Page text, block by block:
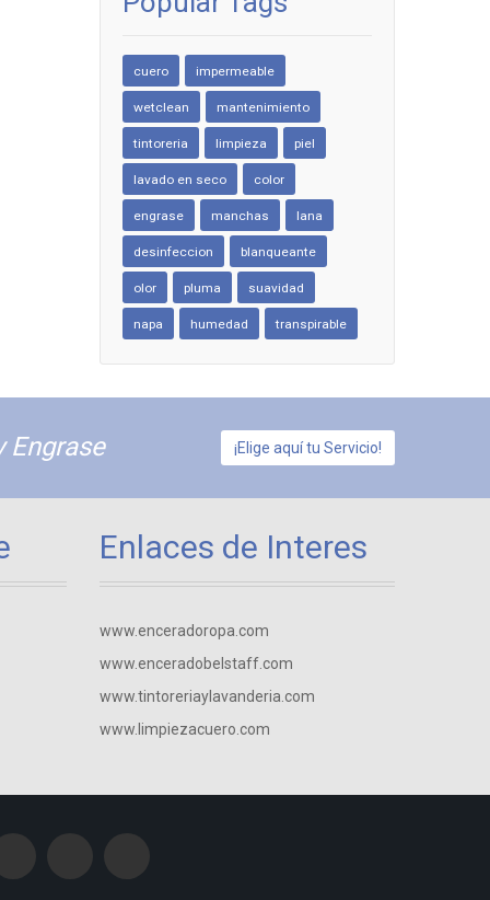
cuero impermeable
wetclean mantenimiento
tintoreria limpieza piel
lavado en seco color
engrase manchas lana
desinfeccion blanqueante
olor pluma suavidad
napa humedad transpirable
Engrase ¡Elige aquí tu Servicio!
Enlaces de Interes
www.enceradoropa.com
www.enceradobelstaff.com
www.tintoreriaylavanderia.com
www.limpiezacuero.com